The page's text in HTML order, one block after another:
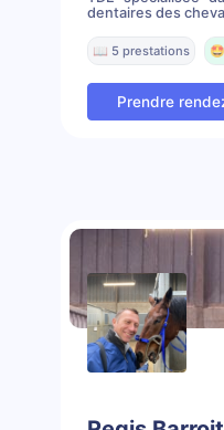
dentaires des
📖 5 prestations
Prendre